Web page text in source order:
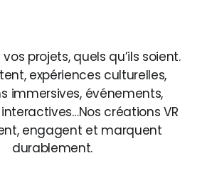
vos projets, quels qu’ils soient.
expériences culturelles,
immersives, événements,
interactives…Nos créations VR
engagent et marquent
durablement.